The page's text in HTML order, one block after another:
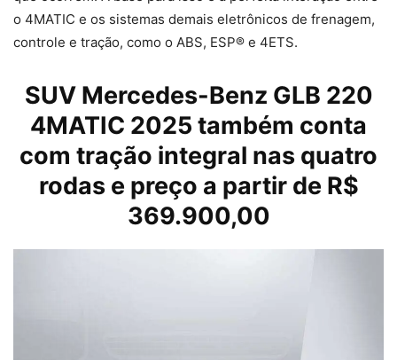
o 4MATIC e os sistemas demais eletrônicos de frenagem,
controle e tração, como o ABS, ESP® e 4ETS.
SUV Mercedes-Benz GLB 220
4MATIC 2025 também conta
com tração integral nas quatro
rodas e preço a partir de R$
369.900,00